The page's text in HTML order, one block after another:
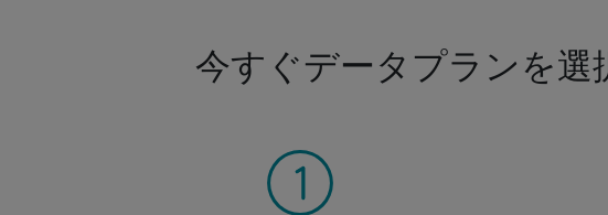
今すぐデータプランを